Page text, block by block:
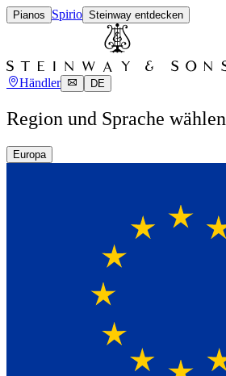
Pianos Spirio Steinway entdecken
Händler DE
Region und Sprache wählen
Europa